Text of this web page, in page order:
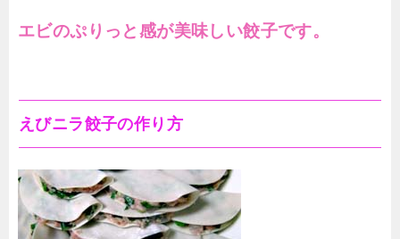
エビのぷりっと感が美味しい餃子です。
えびニラ餃子の作り方